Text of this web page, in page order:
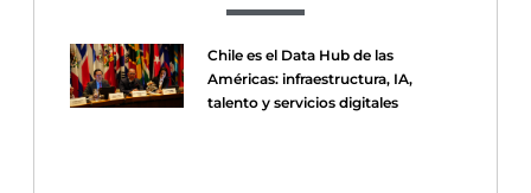
Chile es el Data Hub de las
Américas: infraestructura, IA,
talento y servicios digitales